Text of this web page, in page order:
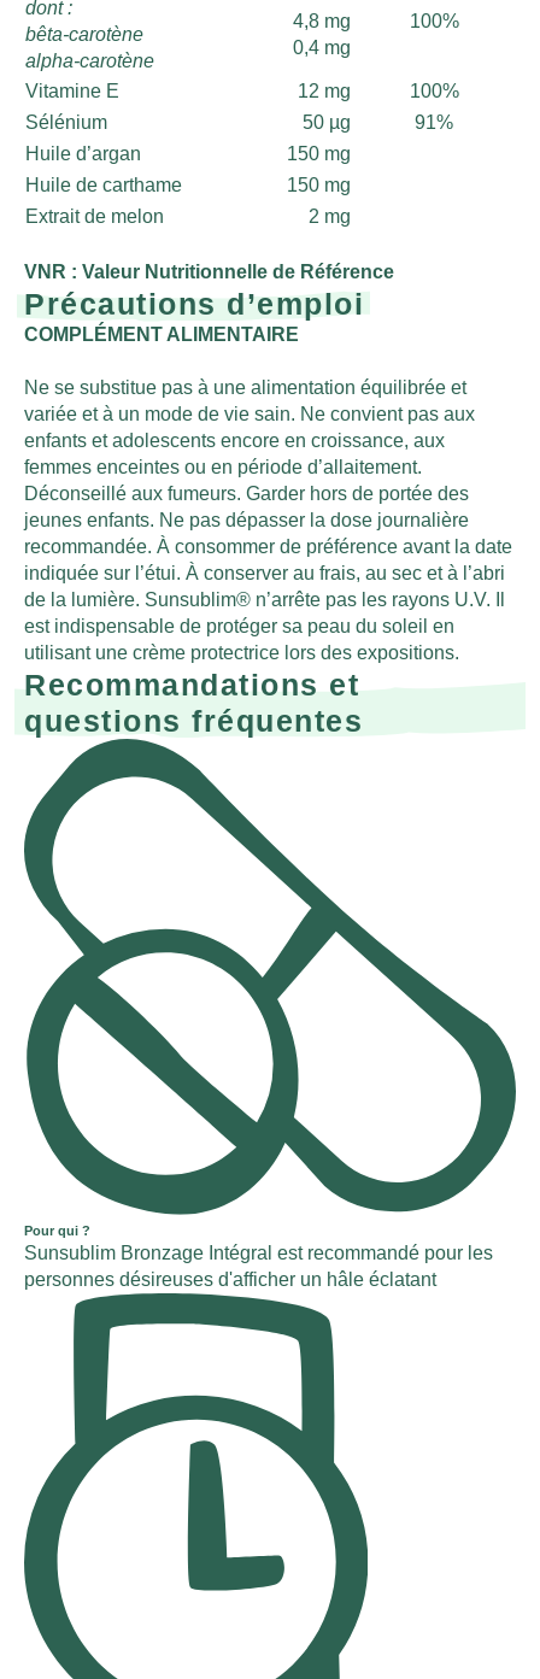
dont :
bêta-carotène
alpha-carotène
4,8 mg
0,4 mg
100%
Vitamine E 12 mg
100%
Sélénium
50 µg
91%
Huile d’argan
150 mg
Huile de carthame
150 mg
Extrait de melon
2 mg
VNR : Valeur Nutritionnelle de Référence
Précautions d’emploi
COMPLÉMENT ALIMENTAIRE
Ne se substitue pas à une alimentation équilibrée et
variée et à un mode de vie sain. Ne convient pas aux
enfants et adolescents encore en croissance, aux
femmes enceintes ou en période d’allaitement.
Déconseillé aux fumeurs. Garder hors de portée des
jeunes enfants. Ne pas dépasser la dose journalière
recommandée. À consommer de préférence avant la date
indiquée sur l’étui. À conserver au frais, au sec et à l’abri
de la lumière. Sunsublim® n’arrête pas les rayons U.V. Il
est indispensable de protéger sa peau du soleil en
utilisant une crème protectrice lors des expositions.
Recommandations et
questions fréquentes
Pour qui ?
Sunsublim Bronzage Intégral est recommandé pour les
personnes désireuses d'afficher un hâle éclatant